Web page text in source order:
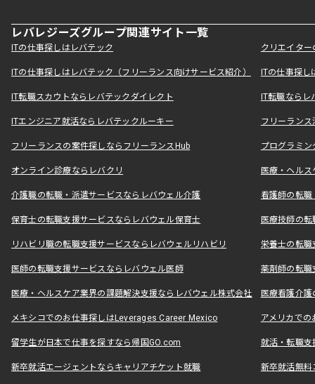
レバレジーズグループ関連サイト一覧
ITの仕事探しはレバテック クリエイタ
ITの仕事探しはレバテック（フリーランス向けサービス紹介） ITの仕事探
IT転職スカウトならレバテックダイレクト IT転職なら
ITエンジニア就活ならレバテックルーキー フリーラン
フリーランスの案件探しならフリーランスHub プログラミ
オンライン診療ならレバクリ 医療・ヘル
介護職の転職・派遣サービスならレバウェル介護 看護師の転
保育士の転職支援サービスならレバウェル保育士 医療技師の
リハビリ職の転職支援サービスならレバウェルリハビリ 栄養士の転
医師の転職支援サービスならレバウェル医師 薬剤師の転
医療・ヘルスケア業界の課題解決支援ならレバウェル株式会社 医療看護介
メキシコでのお仕事探しはLeverages Career Mexico アメリカで
留学生が日本で仕事を探すなら帰国GO.com 就活・転職
新卒就活エージェントならキャリアチケット就職 新卒就活無料